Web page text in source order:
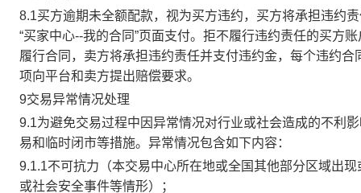
8.1买方逾期未全额配款，视为买方违约，买方将承担违约
“买家中心--我的合同”页面支付。拒不履行违约责任的买方
履行合同，卖方将承担违约责任并支付违约金，每个违约
项向平台和卖方提出赔偿要求。
9交易异常情况处理
9.1为避免交易过程中因异常情况对行业或社会造成的不利
易和临时闭市等措施。异常情况包含如下内容：
9.1.1不可抗力（本交易中心所在地或全国其他部分区域出
或社会安全事件等情形）；